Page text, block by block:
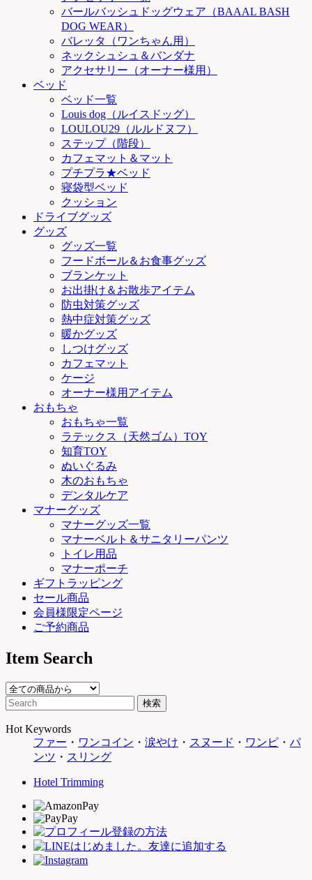
バールバッシュドッグウェア（BAAAL BASH
DOG WEAR）
バレッタ（ワンちゃん用）
ネックシュシュ＆バンダナ
アクセサリー（オーナー様用）
ベッド
ベッド一覧
Louis dog（ルイスドッグ）
LOULOU29（ルルドヌフ）
ステップ（階段）
カフェマット＆マット
プチプラ★ベッド
寝袋型ベッド
クッション
ドライブグッズ
グッズ
グッズ一覧
フードボール＆お食事グッズ
ブランケット
お出掛け＆お散歩アイテム
防虫対策グッズ
熱中症対策グッズ
暖かグッズ
しつけグッズ
カフェマット
ケージ
オーナー様用アイテム
おもちゃ
おもちゃ一覧
ラテックス（天然ゴム）TOY
知育TOY
ぬいぐるみ
木のおもちゃ
デンタルケア
マナーグッズ
マナーグッズ一覧
マナーベルト＆サニタリーパンツ
トイレ用品
マナーポーチ
ギフトラッピング
セール商品
会員様限定ページ
ご予約商品
Item Search
Hot Keywords
ファー ・ ワンコイン ・ 涙やけ ・ スヌード ・ ワンピ ・ パ
ンツ ・ スリング
Hotel Trimming